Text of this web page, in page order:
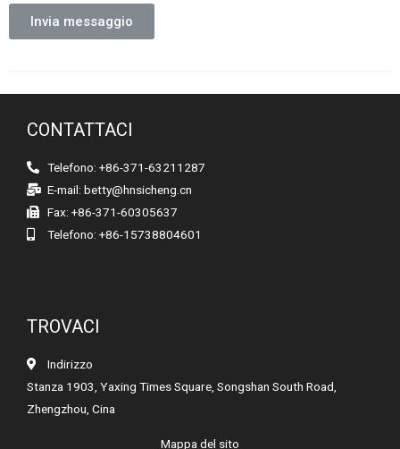
Invia messaggio
CONTATTACI
Telefono: +86-371-63211287
E-mail: betty@hnsicheng.cn
Fax: +86-371-60305637
Telefono: +86-15738804601
TROVACI
Indirizzo
Stanza 1903, Yaxing Times Square, Songshan South Road,
Zhengzhou, Cina
Mappa del sito